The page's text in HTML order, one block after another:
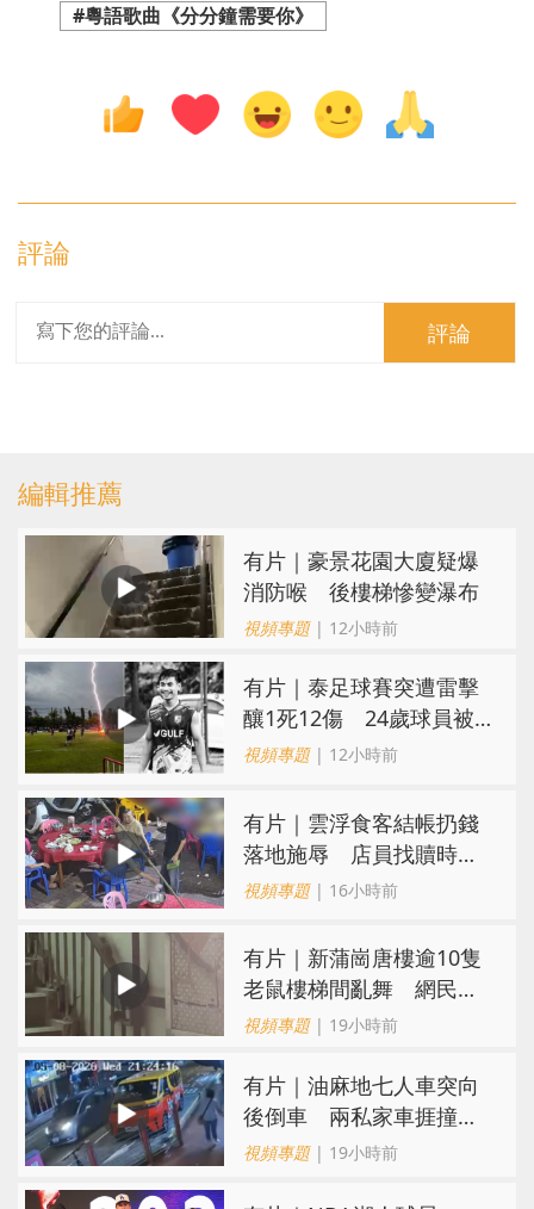
#粵語歌曲《分分鐘需要你》
評論
評論
編輯推薦
有片｜豪景花園大廈疑爆
消防喉 後樓梯慘變瀑布
視頻專題| 12小時前
有片｜泰足球賽突遭雷擊
釀1死12傷 24歲球員被
閃電劈中亡
視頻專題| 12小時前
​有片｜雲浮食客結帳扔錢
落地施辱 店員找贖時還
施彼身獲老闆肯定
視頻專題| 16小時前
有片｜新蒲崗唐樓逾10隻
老鼠樓梯間亂舞 網民嚇
親：每次經過都要好大勇
視頻專題| 19小時前
有片｜油麻地七人車突向
後倒車 兩私家車捱撞
司機不顧而去
視頻專題| 19小時前